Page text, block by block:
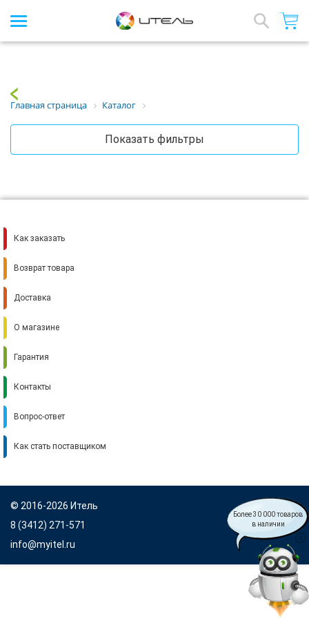
Более 30 000 товаров
в наличии
Array
Главная страница Каталог
Показать фильтры
Как заказать
Возврат товара
Доставка
О магазине
Гарантия
Контакты
Вопрос-ответ
Как стать поставщиком
© 2016-2026 Итель
8 (3412) 271-571
info@myitel.ru